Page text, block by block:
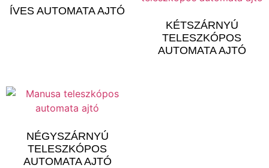
ÍVES AUTOMATA AJTÓ
KÉTSZÁRNYÚ
TELESZKÓPOS
AUTOMATA AJTÓ
NÉGYSZÁRNYÚ
TELESZKÓPOS
AUTOMATA AJTÓ